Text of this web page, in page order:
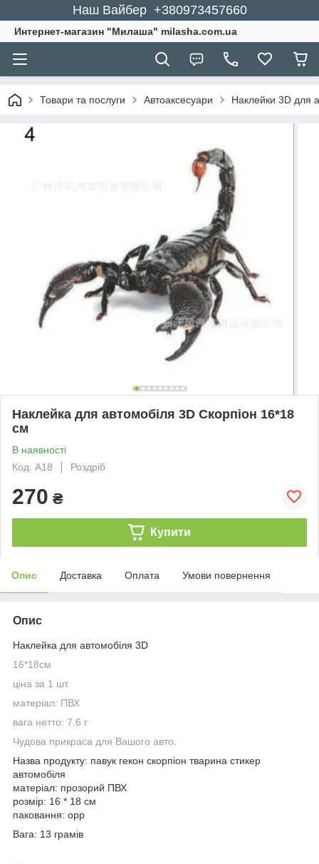
Наш Вайбер +380973457660
Интернет-магазин "Милаша" milasha.com.ua
Товари та послуги Автоаксесуари Наклейки 3D для
Наклейка для автомобіля 3D Скорпіон 16*18
см
В наявності
Код: А18
Роздріб
270 ₴
Купити
Опис Доставка Оплата Умови повернення
Опис
Наклейка для автомобіля 3D
16*18cм
ціна за 1 шт.
матеріал: ПВХ
вага нетто: 7.6 г
Чудова прикраса для Вашого авто.
Назва продукту: павук гекон скорпіон тварина стикер
автомобіля
матеріал: прозорий ПВХ
розмір: 16 * 18 см
паковання: opp
Вага: 13 грамів